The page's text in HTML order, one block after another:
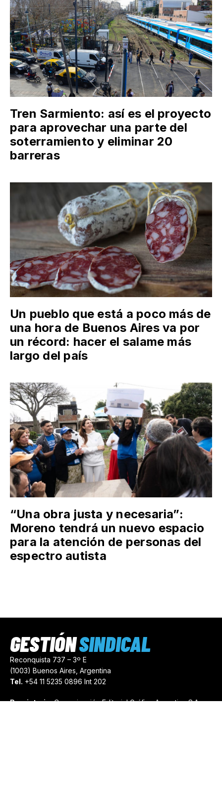
Tren Sarmiento: así es el proyecto
para aprovechar una parte del
soterramiento y eliminar 20
barreras
Un pueblo que está a poco más de
una hora de Buenos Aires va por
un récord: hacer el salame más
largo del país
“Una obra justa y necesaria”:
Moreno tendrá un nuevo espacio
para la atención de personas del
espectro autista
Reconquista 737 – 3º E
(1003) Buenos Aires, Argentina
Tel. +54 11 5235 0896 Int 202
Propietario:Comunicación Editorial Gráfica Argentina S.A.
GESTIÓNSINDICAL